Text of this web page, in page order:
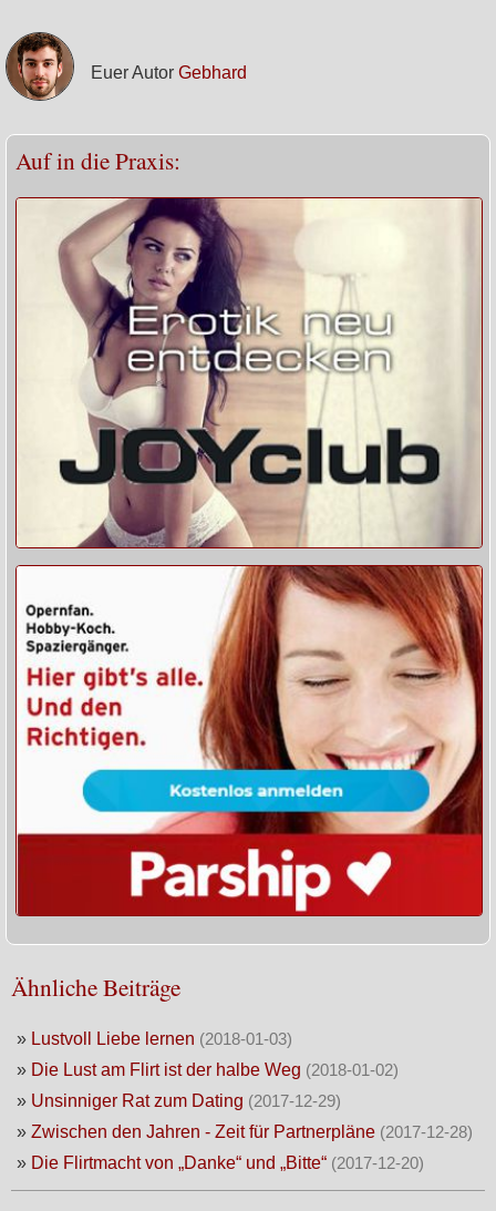
Euer Autor Gebhard
Auf in die Praxis:
Ähnliche Beiträge
» Lustvoll Liebe lernen (2018-01-03)
» Die Lust am Flirt ist der halbe Weg (2018-01-02)
» Unsinniger Rat zum Dating (2017-12-29)
» Zwischen den Jahren - Zeit für Partnerpläne (2017-12-28)
» Die Flirtmacht von „Danke“ und „Bitte“ (2017-12-20)